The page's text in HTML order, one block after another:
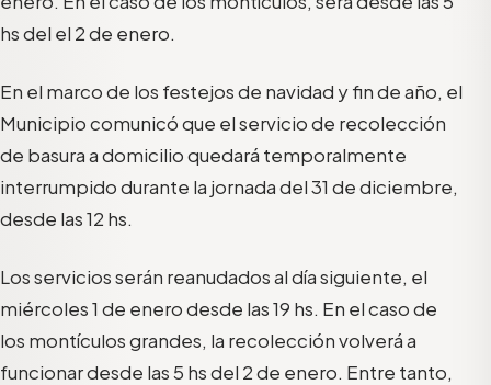
hs del el 2 de enero.
En el marco de los festejos de navidad y fin de año, el
Municipio comunicó que el servicio de recolección
de basura a domicilio quedará temporalmente
interrumpido durante la jornada del 31 de diciembre,
desde las 12 hs.
Los servicios serán reanudados al día siguiente, el
miércoles 1 de enero desde las 19 hs. En el caso de
los montículos grandes, la recolección volverá a
funcionar desde las 5 hs del 2 de enero. Entre tanto,